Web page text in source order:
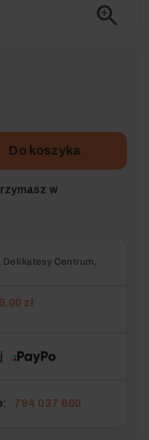
zoom_in
Do koszyka
w
Delikatesy Centrum,
zł
794 037 600